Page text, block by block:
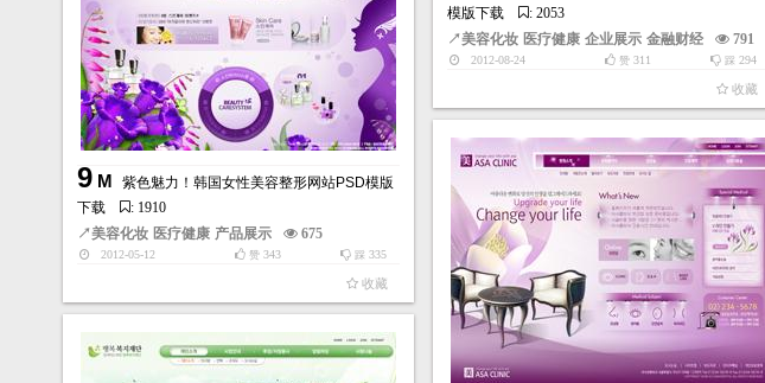
模版下载
: 2053
↗美容化妆 医疗健康 企业展示 金融财经 791
2012-08-24 踩 294
赞311
收藏
9M
紫色魅力！韩国女性美容整形网站PSD模版
下载
: 1910
↗美容化妆 医疗健康 产品展示 675
2012-05-12 踩 335
赞343
收藏